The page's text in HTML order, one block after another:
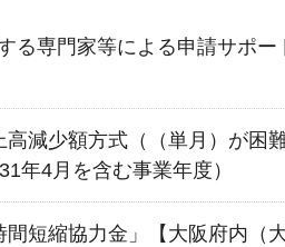
る専門家等による申請サポー
減少額方式（（単月）が困
年4月を含む事業年度）
間短縮協力金」【大阪府内（